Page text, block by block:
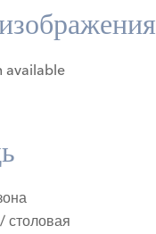
available
столовая